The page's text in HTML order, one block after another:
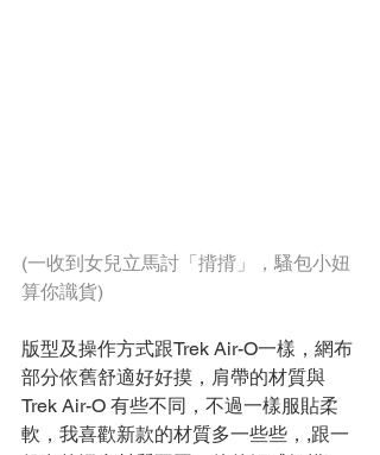
(一收到女兒立馬討「揹揹」，騷包小妞
算你識貨)
版型及操作方式跟Trek Air-O一樣，網布
部分依舊舒適好好摸，肩帶的材質與
Trek Air-O 有些不同，不過一樣服貼柔
軟，我喜歡新款的材質多一些些，,跟一